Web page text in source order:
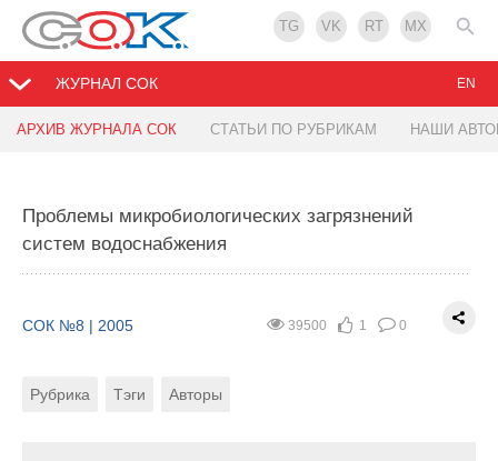
TG VK RT MX
ЖУРНАЛ СОК
АРХИВ ЖУРНАЛА СОК СТАТЬИ ПО РУБРИКАМ НАШИ
EN
Проблемы микробиологических загрязнений
систем водоснабжения
39500 1 0
СОК №8 | 2005
Рубрика Тэги Авторы
СОК №8 | 2005
Рубрика Тэги
Ссылаясь на статью «Сравнительный анализ